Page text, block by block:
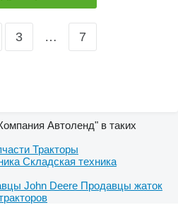
3 … 7
Автоленд" в таких
Тракторы
Складская техника
John Deere Продавцы жаток